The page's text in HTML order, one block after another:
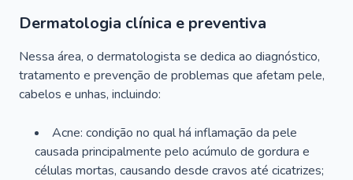
Dermatologia clínica e preventiva
Nessa área, o dermatologista se dedica ao diagnóstico,
tratamento e prevenção de problemas que afetam pele,
cabelos e unhas, incluindo:
Acne: condição no qual há inflamação da pele
causada principalmente pelo acúmulo de gordura e
células mortas, causando desde cravos até cicatrizes;